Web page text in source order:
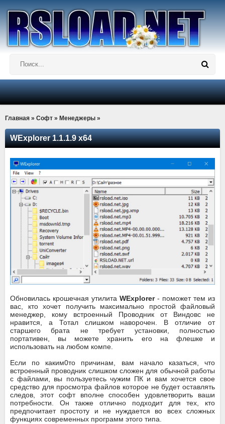
Главная » Софт » Менеджеры »
WExplorer 1.1.1.9 x64
Обновилась крошечная утилита WExplorer- поможет тем из
вас, кто хочет получить максимально простой файловый
менеджер, кому встроенный Проводник от Виндовс не
нравится, а Тотал слишком наворочен. В отличие от
старшего брата не требует установки, полностью
портативен, вы можете хранить его на флешке и
использовать на любом компе.
Если по каким0то причинам, вам начало казаться, что
встроенный проводник слишком сложен для обычной работы
с файлами, вы пользуетесь чужим ПК и вам хочется свое
средство для просмотра файлов которое не будет оставлять
следов, этот софт вполне способен удовлетворить ваши
потребности. Он также отлично подходит для тех, кто
предпочитает простоту и не нуждается во всех сложных
функциях современных программ этого типа.